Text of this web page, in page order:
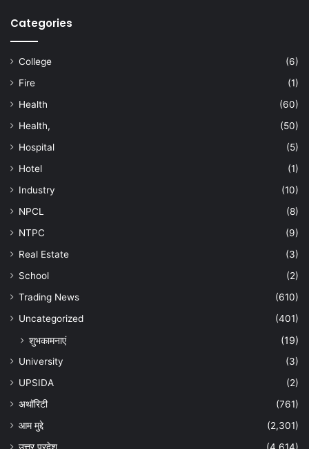
Categories
College
(6)
Fire
(1)
Health
(60)
Health,
(50)
Hospital
(5)
Hotel
(1)
Industry
(10)
NPCL
(8)
NTPC
(9)
Real Estate
(3)
School
(2)
Trading News
(610)
Uncategorized
(401)
शुभकामनाएं (19)
University
(3)
UPSIDA
(2)
अथॉरिटी
(761)
आम मुद्दे
(2,301)